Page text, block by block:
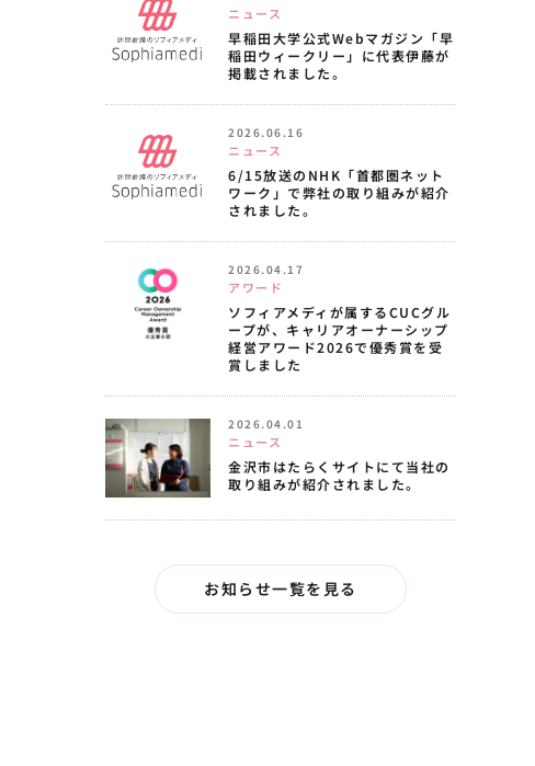
ニュース
早稲田大学公式Webマガジン「早
稲田ウィークリー」に代表伊藤が
掲載されました。
2026.06.16
ニュース
6/15放送のNHK「首都圏ネット
ワーク」で弊社の取り組みが紹介
されました。
2026.04.17
アワード
ソフィアメディが属するCUCグル
ープが、キャリアオーナーシップ
経営アワード2026で優秀賞を受
賞しました
2026.04.01
ニュース
金沢市はたらくサイトにて当社の
取り組みが紹介されました。
お知らせ一覧を見る